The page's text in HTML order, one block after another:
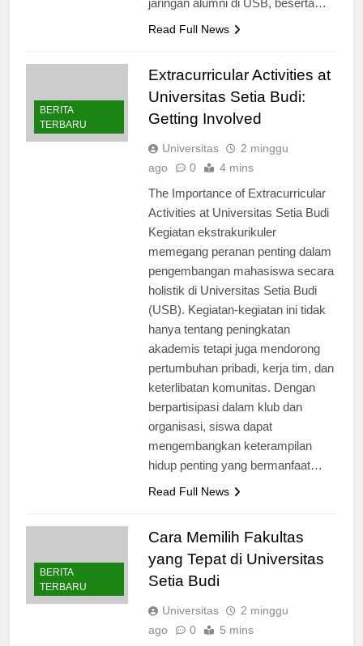
BERITA
Extracurricular Activities at
Universitas Setia Budi:
Getting Involved
Universitas
2 minggu
The Importance of Extracurricular
Activities at Universitas Setia Budi
Kegiatan ekstrakurikuler
memegang peranan penting dalam
pengembangan mahasiswa secara
holistik di Universitas Setia Budi
(USB). Kegiatan-kegiatan ini tidak
hanya tentang peningkatan
akademis tetapi juga mendorong
pertumbuhan pribadi, kerja tim, dan
keterlibatan komunitas. Dengan
berpartisipasi dalam klub dan
organisasi, siswa dapat
mengembangkan keterampilan
BERITA
Cara Memilih Fakultas
yang Tepat di Universitas
Universitas
2 minggu